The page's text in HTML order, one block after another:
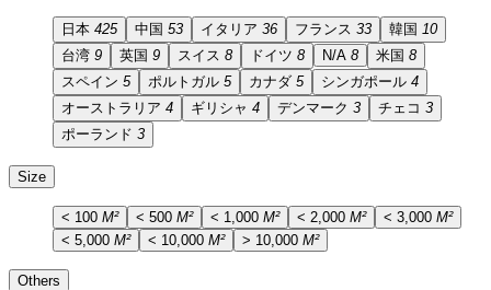
日本 425 中国 53 イタリア 36 フランス 33 韓国 10
台湾 9 英国 9 スイス 8 ドイツ 8 N/A 8 米国 8
スペイン 5 ポルトガル 5 カナダ 5 シンガポール 4
オーストラリア 4 ギリシャ 4 デンマーク 3 チェコ 3
ポーランド 3
Size
< 100 M² < 500 M² < 1,000 M² < 2,000 M² < 3,000 M²
< 5,000 M² < 10,000 M² > 10,000 M²
Others